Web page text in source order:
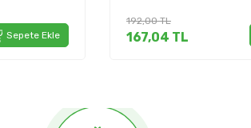
Sepete Ekle
192,00TL
167,04 TL